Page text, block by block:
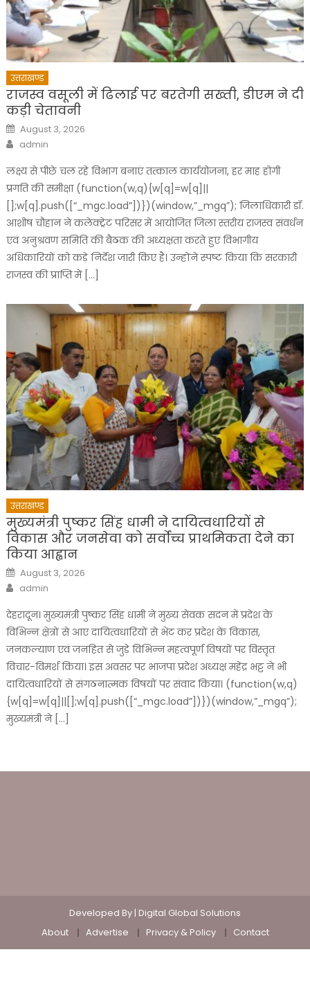
उत्तराखण्ड
राजस्व वसूली में ढिलाई पर बरतेगी सख्ती, डीएम ने दी
कड़ी चेतावनी
Posted
on
August 3, 2026
Author
admin
लक्ष्य से पीछे चल रहे विभाग बनाएं तत्काल कार्ययोजना, हर माह होगी
प्रगति की समीक्षा (function(w,q){w[q]=w[q]||
[];w[q].push([“_mgc.load”])})(window,”_mgq”); जिलाधिकारी डॉ.
आशीष चौहान ने कलेक्ट्रेट परिसर में आयोजित जिला स्तरीय राजस्व संवर्धन
एवं अनुश्रवण समिति की बैठक की अध्यक्षता करते हुए विभागीय
अधिकारियों को कड़े निर्देश जारी किए हैं। उन्होंने स्पष्ट किया कि सरकारी
राजस्व की प्राप्ति में […]
उत्तराखण्ड
मुख्यमंत्री पुष्कर सिंह धामी ने दायित्वधारियों से
विकास और जनसेवा को सर्वोच्च प्राथमिकता देने का
किया आह्वान
Posted
on
August 3, 2026
Author
admin
देहरादून। मुख्यमंत्री पुष्कर सिंह धामी ने मुख्य सेवक सदन में प्रदेश के
विभिन्न क्षेत्रों से आए दायित्वधारियों से भेंट कर प्रदेश के विकास,
जनकल्याण एवं जनहित से जुड़े विभिन्न महत्वपूर्ण विषयों पर विस्तृत
विचार-विमर्श किया। इस अवसर पर भाजपा प्रदेश अध्यक्ष महेंद्र भट्ट ने भी
दायित्वधारियों से संगठनात्मक विषयों पर संवाद किया। (function(w,q)
{w[q]=w[q]||[];w[q].push([“_mgc.load”])})(window,”_mgq”);
मुख्यमंत्री ने […]
Developed By | Digital Global Solutions
About
Advertise Privacy & Policy Contact